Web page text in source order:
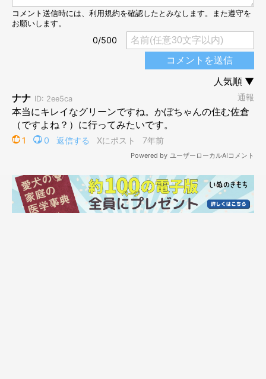
かぼすちゃんとおさんぽ。
いつものお散歩コースですが